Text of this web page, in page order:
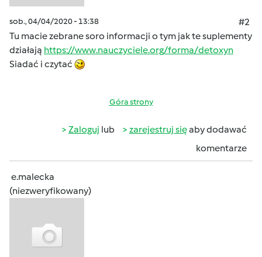
sob., 04/04/2020 - 13:38
#2
Tu macie zebrane soro informacji o tym jak te suplementy
działają https://www.nauczyciele.org/forma/detoxyn
Siadać i czytać
Góra strony
Zaloguj lub zarejestruj sięaby dodawać
komentarze
e.malecka
(niezweryfikowany)